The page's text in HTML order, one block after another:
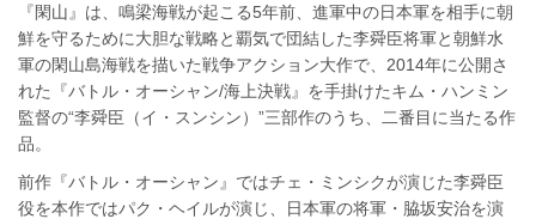
『閑山』は、鳴梁海戦が起こる5年前、進軍中の日本軍を相手に朝
鮮を守るために大胆な戦略と覇気で団結した李舜臣将軍と朝鮮水
軍の閑山島海戦を描いた戦争アクション大作で、2014年に公開さ
れた『バトル・オーシャン/海上決戦』を手掛けたキム・ハンミン
監督の“李舜臣（イ・スンシン）”三部作のうち、二番目に当たる作
品。
前作『バトル・オーシャン』ではチェ・ミンシクが演じた李舜臣
役を本作ではパク・ヘイルが演じ、日本軍の将軍・脇坂安治を演